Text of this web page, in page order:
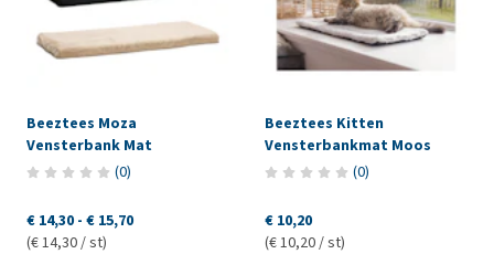
Beeztees Moza
Vensterbank Mat
(0)
€ 14,30 - € 15,70
(€ 14,30 / st)
Beeztees Kitten
Vensterbankmat Moos
(0)
€ 10,20
(€ 10,20 / st)